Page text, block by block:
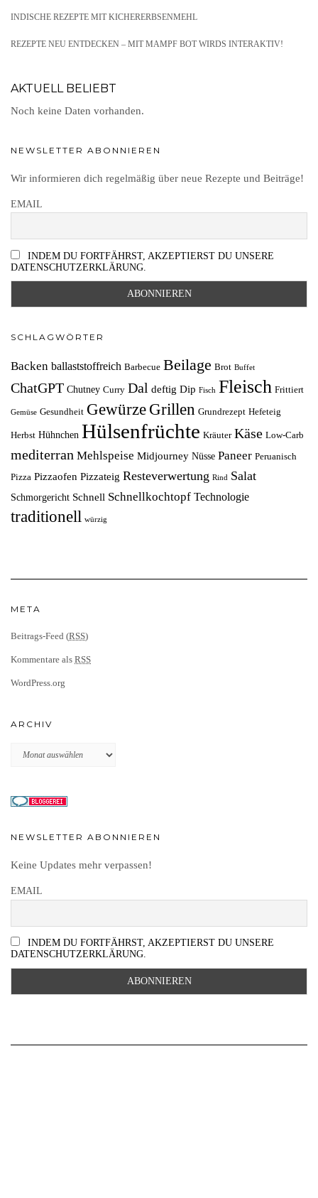
INDISCHE REZEPTE MIT KICHERERBSENMEHL
REZEPTE NEU ENTDECKEN – MIT MAMPF BOT WIRDS INTERAKTIV!
AKTUELL BELIEBT
Noch keine Daten vorhanden.
NEWSLETTER ABONNIEREN
Wir informieren dich regelmäßig über neue Rezepte und Beiträge!
EMAIL
INDEM DU FORTFÄHRST, AKZEPTIERST DU UNSERE
DATENSCHUTZERKLÄRUNG.
SCHLAGWÖRTER
Backen ballaststoffreich Barbecue Beilage Brot Buffet
ChatGPT Chutney Curry Dal deftig Dip Fisch Fleisch Frittiert
Gemüse Gesundheit Gewürze Grillen Grundrezept Hefeteig
Herbst Hühnchen Hülsenfrüchte Kräuter Käse Low-Carb
mediterran Mehlspeise Midjourney Nüsse Paneer Peruanisch
Pizza Pizzaofen Pizzateig Resteverwertung Rind Salat
Schmorgericht Schnell Schnellkochtopf Technologie
traditionell würzig
META
Beitrags-Feed (RSS)
Kommentare als RSS
WordPress.org
ARCHIV
Archiv
NEWSLETTER ABONNIEREN
Keine Updates mehr verpassen!
EMAIL
INDEM DU FORTFÄHRST, AKZEPTIERST DU UNSERE
DATENSCHUTZERKLÄRUNG.